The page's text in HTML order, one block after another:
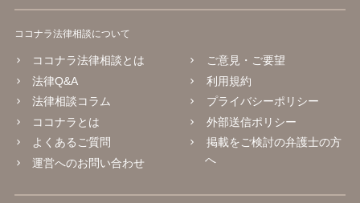
ココナラ法律相談について
ココナラ法律相談とは
法律Q&A
法律相談コラム
ココナラとは
よくあるご質問
運営へのお問い合わせ
ご意見・ご要望
利用規約
プライバシーポリシー
外部送信ポリシー
掲載をご検討の弁護士の方
へ